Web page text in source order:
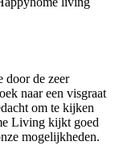
door de zeer
naar een visgraat
om te kijken
Living kijkt goed
mogelijkheden.